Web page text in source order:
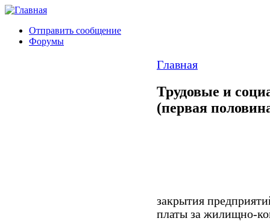
Отправить сообщение
Форумы
Главная
Трудовые и
(первая
закрытия
платы за жилищно-